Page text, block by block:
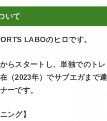
いて
LABOのヒロです。
らスタートし、単独でのトレ
（2023年）でサブエガまで達
ーです。
ング】